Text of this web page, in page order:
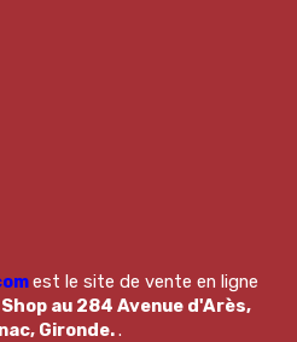
est le site de vente en ligne
au 284 Avenue d'Arès,
Gironde..